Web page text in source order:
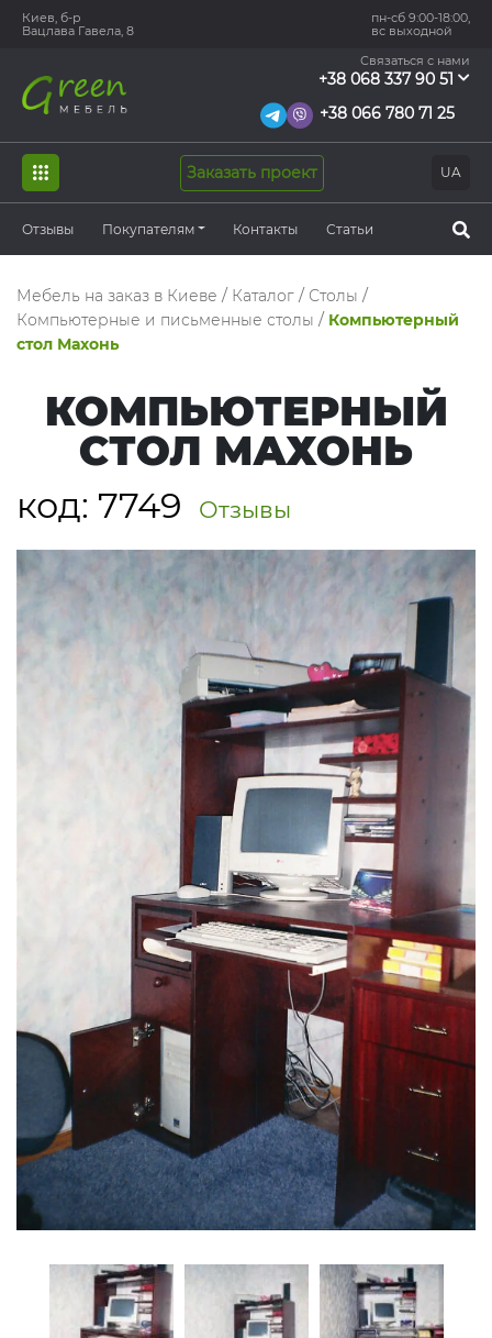
Киев, б-р
Вацлава Гавела, 8
пн-сб 9:00-18:00,
вс выходной
Связаться с нами
+38 068 337 90 51
+38 066 780 71 25
UA
Заказать проект
Отзывы Покупателям Контакты Статьи
Мебель на заказ в Киеве / Каталог / Столы /
Компьютерные и письменные столы / Компьютерный
стол Махонь
КОМПЬЮТЕРНЫЙ
СТОЛ МАХОНЬ
код: 7749 Отзывы